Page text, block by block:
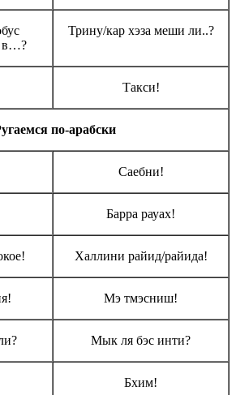
в…?
Трину/кар хэза меши ли..?
Такси!
по-арабски
Саебни!
Барра рауах!
Халлини райид/райида!
Мэ тмэсниш!
Мык ля бэс инти?
Бхим!